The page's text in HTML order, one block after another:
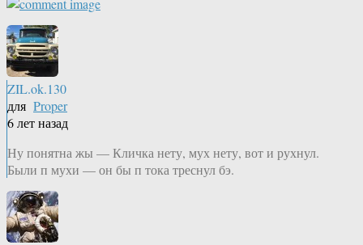
ZIL.ok.130
для Proper
6 лет назад
Ну понятна жы — Кличка нету, мух нету, вот и рухнул.
Были п мухи — он бы п тока треснул бэ.